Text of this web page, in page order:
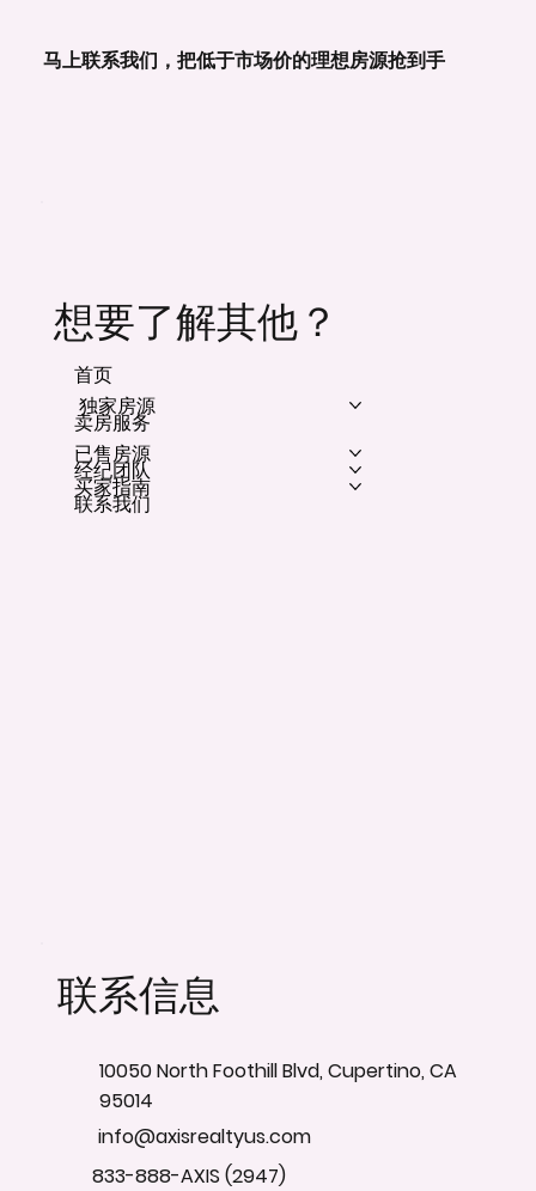
马上联系我们，把低于市场价的理想房源抢到手
想要了解其他？
首页
独家房源
卖房服务
已售房源
经纪团队
买家指南
联系我们
联系信息
10050 North Foothill Blvd, Cupertino, CA
95014
info@axisrealtyus.com
833-888-AXIS (2947)